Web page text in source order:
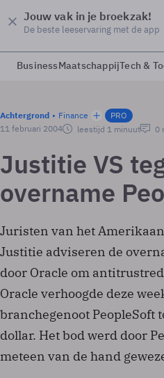
Jouw vak in je broekzak!
De beste leeservaring met de app
BusinessMaatschappijTech &
Achtergrond Finance
PRO
11 februari 2004
leestijd 1 minuut 0
Justitie VS
overname
Juristen van het
Justitie adviseren de
door Oracle om
Oracle verhoogde deze
branchegenoot PeopleSoft
dollar. Het bod werd door
meteen van de hand